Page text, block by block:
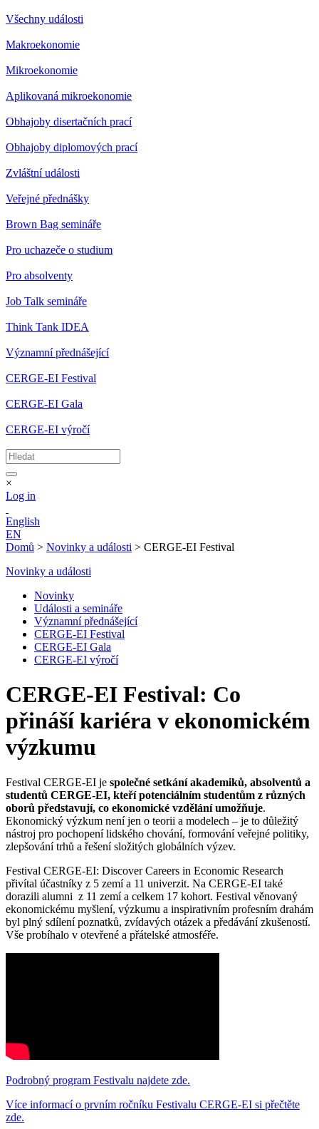
Všechny události
Makroekonomie
Mikroekonomie
Aplikovaná mikroekonomie
Obhajoby disertačních prací
Obhajoby diplomových prací
Zvláštní události
Veřejné přednášky
Brown Bag semináře
Pro uchazeče o studium
Pro absolventy
Job Talk semináře
Think Tank IDEA
Významní přednášející
CERGE-EI Festival
CERGE-EI Gala
CERGE-EI výročí
×
Log in
English
EN
Domů > Novinky a události > CERGE-EI Festival
Novinky a události
Novinky
Události a semináře
Významní přednášející
CERGE-EI Festival
CERGE-EI Gala
CERGE-EI výročí
CERGE-EI Festival: Co
přináší kariéra v ekonomickém
výzkumu
Festival CERGE-EI je společné setkání akademiků, absolventů a
studentů CERGE-EI, kteří potenciálním studentům z různých
oborů představují, co ekonomické vzdělání umožňuje.
Ekonomický výzkum není jen o teorii a modelech – je to důležitý
nástroj pro pochopení lidského chování, formování veřejné politiky,
zlepšování trhů a řešení složitých globálních výzev.
Festival CERGE-EI: Discover Careers in Economic Research
přivítal účastníky z 5 zemí a 11 univerzit. Na CERGE-EI také
dorazili alumni z 11 zemí a celkem 17 kohort. Festival věnovaný
ekonomickému myšlení, výzkumu a inspirativním profesním drahám
byl plný sdílení poznatků, zvídavých otázek a předávání zkušeností.
Vše probíhalo v otevřené a přátelské atmosféře.
Podrobný program Festivalu najdete zde.
Více informací o prvním ročníku Festivalu CERGE-EI si přečtěte
zde.